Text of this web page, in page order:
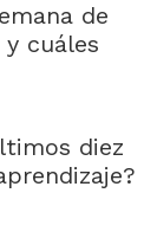
de
cuáles
diez